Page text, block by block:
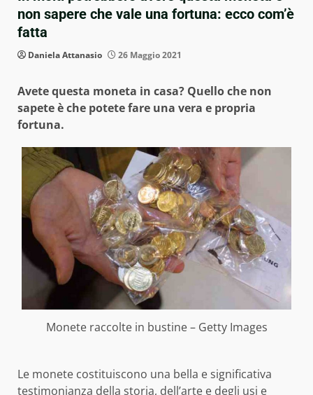
non sapere che vale una fortuna: ecco com’è
fatta
Daniela Attanasio 26 Maggio 2021
Avete questa moneta in casa? Quello che non
sapete è che potete fare una vera e propria
fortuna.
Monete raccolte in bustine – Getty Images
Le monete costituiscono una bella e significativa
testimonianza della storia, dell’arte e degli usi e